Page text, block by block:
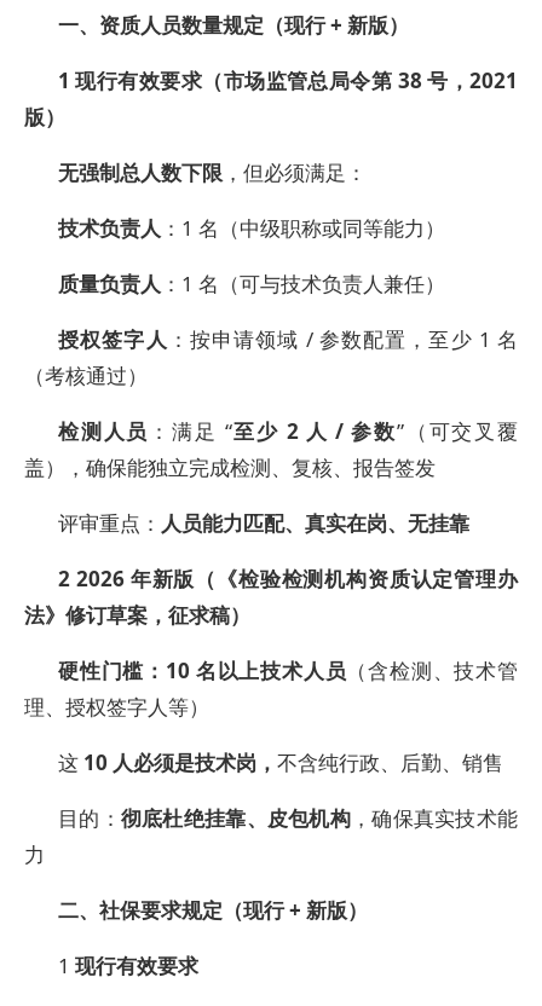
一、资质人员数量规定（现行 + 新版）
1现行有效要求（市场监管总局令第 38 号，2021
版）
无强制总人数下限 ，但必须满足：
技术负责人 ：1 名（中级职称或同等能力）
质量负责人 ：1 名（可与技术负责人兼任）
授权签字人 ：按申请领域 / 参数配置，至少 1 名
（考核通过）
检测人员 ：满足 “至少 2 人 / 参数”（可交叉覆
盖），确保能独立完成检测、复核、报告签发
评审重点： 人员能力匹配、真实在岗、无挂靠
2 2026 年新版（《检验检测机构资质认定管理办
法》修订草案，征求稿）
硬性门槛：10 名以上技术人员 （含检测、技术管
理、授权签字人等）
这 10 人必须是技术岗， 不含纯行政、后勤、销售
目的： 彻底杜绝挂靠、皮包机构 ，确保真实技术能
力
二、社保要求规定（现行 + 新版）
1 现行有效要求